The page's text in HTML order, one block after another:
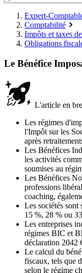
Expert-
Comptabilité
Impôts et taxes
Obligations
Le Bénéfice
L'article en
Les régimes
l'Impôt sur les
après
Les Bénéfices
les activités
soumises au
Les Bénéfices
professions
coaching,
Les sociétés
15 %, 28 % ou
Les entreprises
régimes BIC et
déclaration 2042
Le calcul du
fiscaux, tels que
selon le régime